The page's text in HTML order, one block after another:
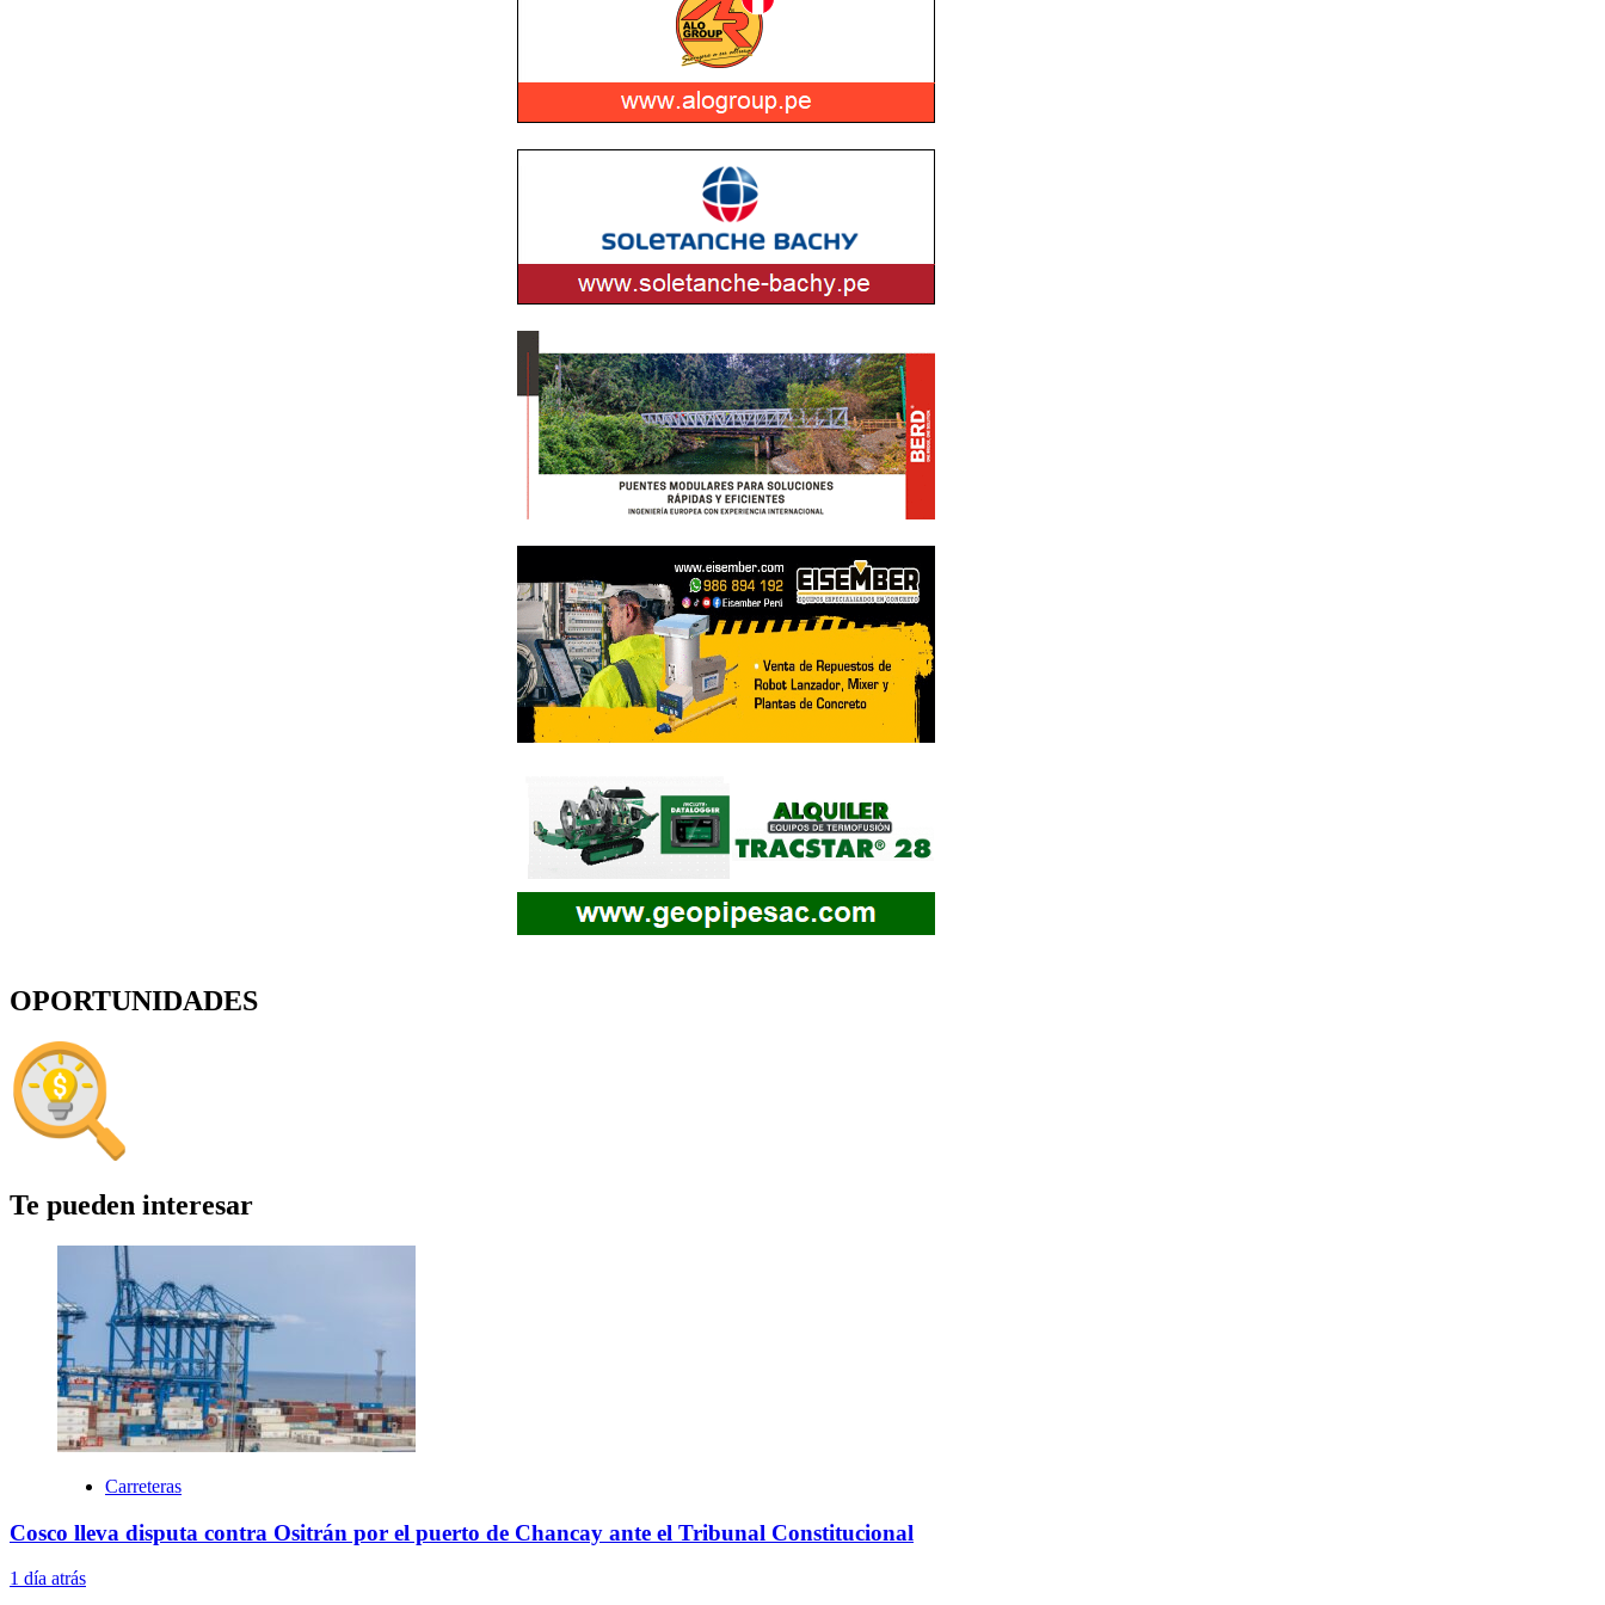
OPORTUNIDADES
Te pueden interesar
Carreteras
Cosco lleva disputa contra Ositrán por el puerto de Chancay ante el Tribunal Constitucional
1 día atrás